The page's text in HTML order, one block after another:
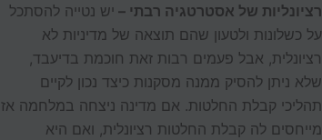
רציונליות של אסטרטגיה רבתי – יש נטייה להסתכל
על כשלונות ולטעון שהם תוצאה של מדיניות לא
רציונלית, אבל פעמים רבות זאת חוכמת בדיעבד,
שלא ניתן להסיק ממנה מסקנות כיצד נכון לקיים
תהליכי קבלת החלטות. אם מדינה ניצחה במלחמה אז
מייחסים לה קבלת החלטות רציונלית, ואם היא